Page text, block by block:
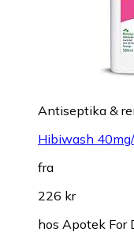
Antiseptika &
Hibiwash
fra
226 kr
hos Apotek For